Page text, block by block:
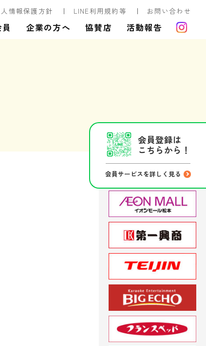
情報保護方針 LINE利用規約等 お問い合わせ
企業の方へ 協賛店 活動報告
会員登録は
こちらから！
会員サービスを詳しく見る